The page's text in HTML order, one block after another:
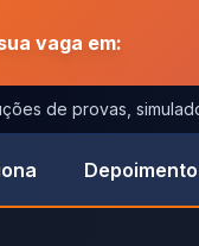
vaga em:
de provas,